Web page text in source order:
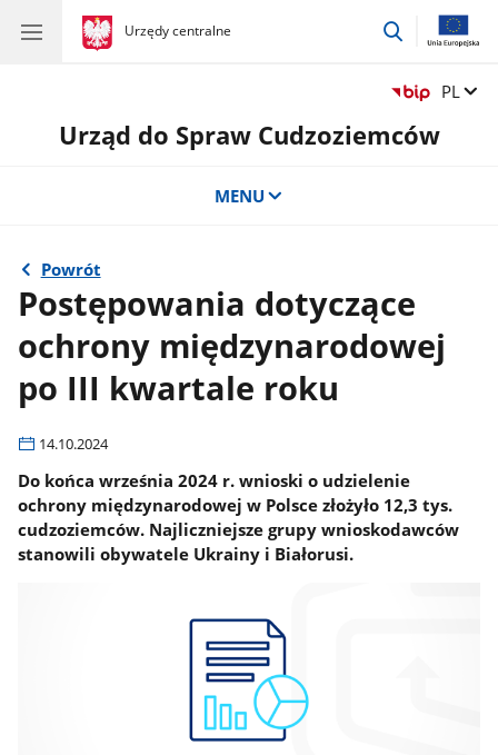
gov.pl
Urzędy centralne
gov.pl
Urzędy
przejdź
Zmień
PL
Urząd do Spraw Cudzoziemców
MENU
Powrót
Postępowania dotyczące
ochrony międzynarodowej
po III kwartale roku
14.10.2024
Do końca września 2024 r. wnioski o udzielenie
ochrony międzynarodowej w Polsce złożyło 12,3 tys.
cudzoziemców. Najliczniejsze grupy wnioskodawców
stanowili obywatele Ukrainy i Białorusi.